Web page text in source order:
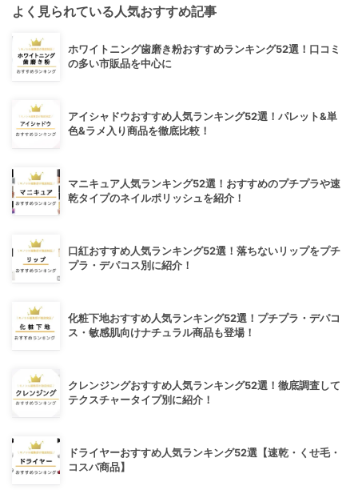
よく見られている人気おすすめ記事
ホワイトニング歯磨き粉おすすめランキング52選！口コミ
の多い市販品を中心に
アイシャドウおすすめ人気ランキング52選！パレット&単
色&ラメ入り商品を徹底比較！
マニキュア人気ランキング52選！おすすめのプチプラや速
乾タイプのネイルポリッシュを紹介！
口紅おすすめ人気ランキング52選！落ちないリップをプチ
プラ・デパコス別に紹介！
化粧下地おすすめ人気ランキング52選！プチプラ・デパコ
ス・敏感肌向けナチュラル商品も登場！
クレンジングおすすめ人気ランキング52選！徹底調査して
テクスチャータイプ別に紹介！
ドライヤーおすすめ人気ランキング52選【速乾・くせ毛・
コスパ商品】